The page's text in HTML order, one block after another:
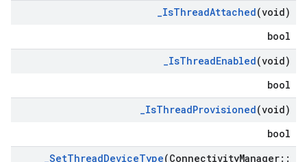
_IsThreadAttached(void)
bool
_IsThreadEnabled(void)
bool
_IsThreadProvisioned(void)
bool
_SetThreadDeviceType(ConnectivityManager::